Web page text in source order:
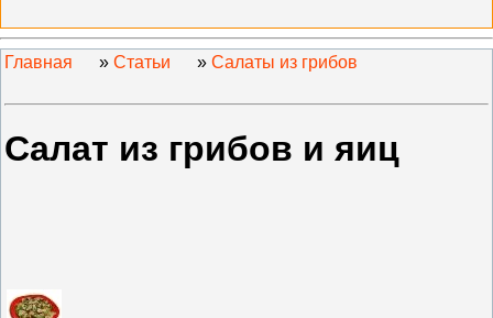
Главная » Статьи » Салаты из грибов
Салат из грибов и яиц